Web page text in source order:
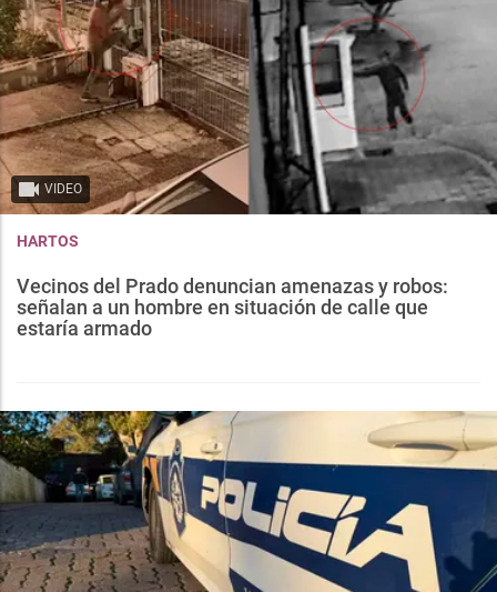
VIDEO
HARTOS
Vecinos del Prado denuncian amenazas y robos:
señalan a un hombre en situación de calle que
estaría armado